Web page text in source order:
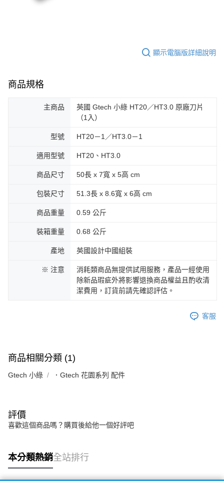
５．嚴禁一人註冊多個帳號或使用他人資訊註冊。若發現惡意使用之情形，
顯示電腦版詳細說明
商品規格
主商品
英國 Gtech 小綠 HT20／HT3.0 原廠刀片
（1入）
型號 HT20－1／HT3.0－1
適用型號 HT20、HT3.0
商品尺寸 50長 x 7寬 x 5高 cm
包裝尺寸 51.3長 x 8.6寬 x 6高 cm
商品重量 0.59 公斤
裝箱重量 0.68 公斤
產地 英國設計中國組裝
※ 注意
消耗類商品無提供試用服務，產品一經使用
除新品瑕疵外將影響退換商品權益且酌收清
潔費用，訂貨前請先確認評估。
客服
商品相關分類 (1)
Gtech 小綠 ．Gtech 花園系列 配件
評價
喜歡這個商品嗎？購買後給他一個好評吧
本分類熱銷全站排行